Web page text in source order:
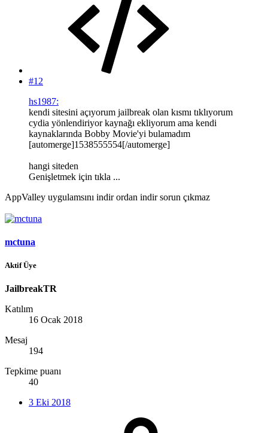
#12
hs1987:
kendi sitesini açıyorum jailbreak olan kısmı tıklıyorum
cydia yönlendiriyor kaynağı ekliyorum ama kendi
kaynaklarında Bobby Movie'yi bulamadım
[automerge]1538555554[/automerge]
hangi siteden
Genişletmek için tıkla ...
AppValley uygulamsını indir ordan indir sorun çıkmaz
mctuna
Aktif Üye
JailbreakTR
Katılım
16 Ocak 2018
Mesaj
194
Tepkime puanı
40
3 Eki 2018